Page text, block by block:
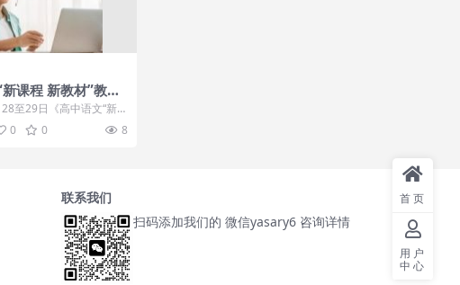
课程 新教材”教学
验中学德润校区召
高娃近况：瑞士老
她垂垂老矣，如今
至29日《高中语文“新
学展示暨“名家论语文”...
0 0 8
联系我们
扫码添加我们的 微信yasary6 咨询详情
首页
用户
中心